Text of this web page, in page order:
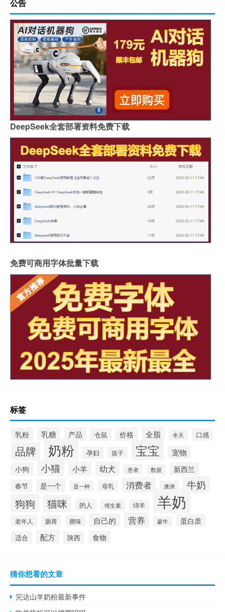
公告
DeepSeek全套部署资料免费下载
免费可商用字体批量下载
标签
乳粉 乳糖 产品 仓鼠 价格 全脂 冬天 口感
品牌 奶粉 孕妇 孩子 宝宝 宠物
小狗 小猫 小羊 幼犬 患者 数据 新西兰
春节 是一个 是一种 母乳 消费者 澳洲 牛奶
狗狗 猫咪 的人 维生素 绵羊 羊奶
老年人 肠胃 膻味 自己的 营养 蒙牛 蛋白质
适合 配方 陕西 食物
猜你想看的文章
完达山羊奶粉最新事件